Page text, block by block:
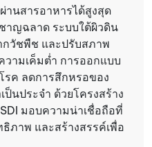
านสารอาหารได้สูงสุด
าญฉลาด ระบบใต้ผิวดิน
กวัชพืช และปรับสภาพ
วามเค็มต่ำ การออกแบบ
รค ลดการสึกหรอของ
ป็นประจำ ด้วยโครงสร้าง
มอบความน่าเชื่อถือที่
ภาพ และสร้างสรรค์เพื่อ